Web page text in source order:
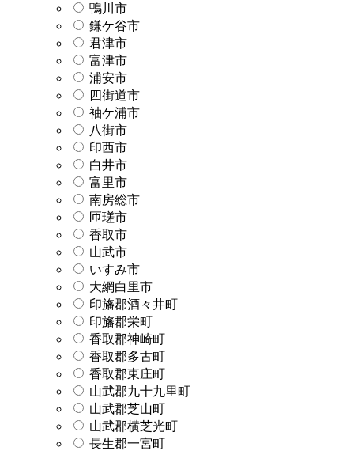
鴨川市
鎌ケ谷市
君津市
富津市
浦安市
四街道市
袖ケ浦市
八街市
印西市
白井市
富里市
南房総市
匝瑳市
香取市
山武市
いすみ市
大網白里市
印旛郡酒々井町
印旛郡栄町
香取郡神崎町
香取郡多古町
香取郡東庄町
山武郡九十九里町
山武郡芝山町
山武郡横芝光町
長生郡一宮町